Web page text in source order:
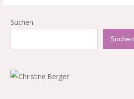
Suchen
Suchen